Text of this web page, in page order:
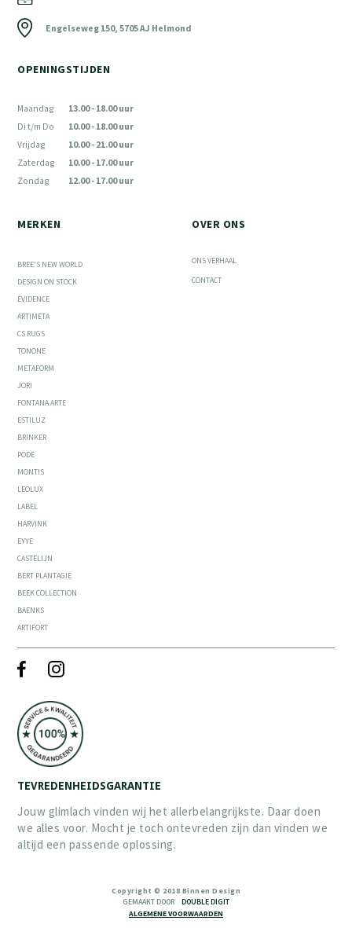
Engelseweg 150, 5705 AJ Helmond
OPENINGSTIJDEN
Maandag
Di t/m Do
Vrijdag
Zaterdag
Zondag
13.00 - 18.00 uur
10.00 - 18.00 uur
10.00 - 21.00 uur
10.00 - 17.00 uur
12.00 - 17.00 uur
MERKEN
BREE'S NEW WORLD
DESIGN ON STOCK
ÉVIDENCE
ARTIMETA
CS RUGS
TONONE
METAFORM
JORI
FONTANA ARTE
ESTILUZ
BRINKER
PODE
MONTIS
LEOLUX
LABEL
HARVINK
EYYE
CASTELIJN
BERT PLANTAGIE
BEEK COLLECTION
BAENKS
ARTIFORT
OVER ONS
ONS VERHAAL
CONTACT
TEVREDENHEIDSGARANTIE
Jouw glimlach vinden wij het allerbelangrijkste. Daar doen
we alles voor. Mocht je toch ontevreden zijn dan vinden we
altijd een passende oplossing.
Copyright © 2018 Binnen Design
GEMAAKT DOOR
DOUBLE DIGIT
ALGEMENE VOORWAARDEN